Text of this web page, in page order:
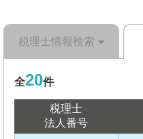
税理士情報検索
全20件
税理士
法人番号